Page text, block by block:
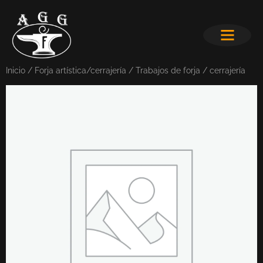
Inicio / Forja artística/cerrajería / Trabajos de forja / cerrajería